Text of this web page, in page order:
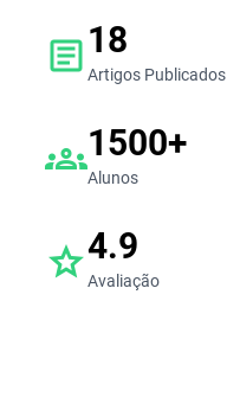
article18
Artigos Publicados
groups1500+
Alunos
star4.9
Avaliação